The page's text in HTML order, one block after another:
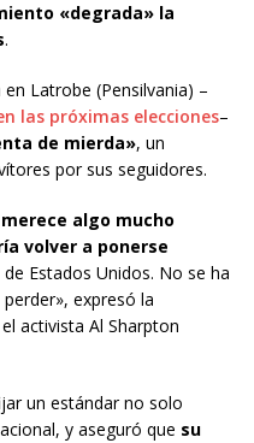
«degrada» la
.
Latrobe (Pensilvania) –
las próximas elecciones–
de mierda», un
por sus seguidores.
algo mucho
volver a ponerse
de Estados Unidos. No se ha
expresó la
activista Al Sharpton
un estándar no solo
y aseguró que su